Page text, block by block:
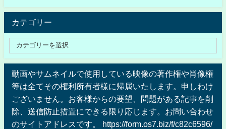
カテゴリー
動画やサムネイルで使用している映像の著作権や肖像権
等は全てその権利所有者様に帰属いたします。申しわけ
ございません。お客様からの要望、問題がある記事を削
除、送信防止措置にできる限り応じます。お問い合わせ
のサイトアドレスです。 https://form.os7.biz/f/c82c6596/